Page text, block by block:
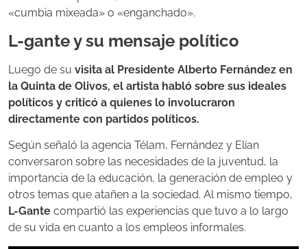
«cumbia mixeada» o «enganchado».
L-gante y su mensaje político
Luego de su visita al Presidente Alberto Fernández en
la Quinta de Olivos, el artista habló sobre sus ideales
políticos y criticó a quienes lo involucraron
directamente con partidos políticos.
Según señaló la agencia Télam, Fernández y Elían
conversaron sobre las necesidades de la juventud, la
importancia de la educación, la generación de empleo y
otros temas que atañen a la sociedad. Al mismo tiempo,
L-Gante compartió las experiencias que tuvo a lo largo
de su vida en cuanto a los empleos informales.